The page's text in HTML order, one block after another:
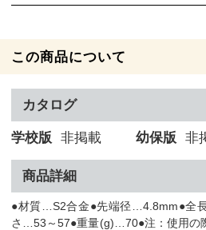
この商品について
カタログ
学校版 非掲載 幼保版 非
商品詳細
●材質…S2合金●先端径…4.8mm●全
さ…53～57●重量(g)…70●注：使用の